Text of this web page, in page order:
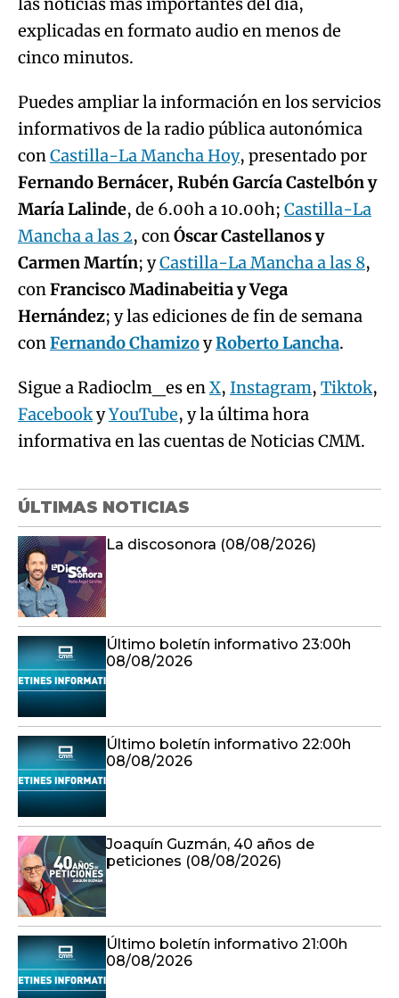
explicadas en formato audio en menos de
cinco minutos.
Puedes ampliar la información en los servicios
informativos de la radio pública autonómica
conCastilla-La Mancha Hoy, presentado por
Fernando Bernácer, Rubén García Castelbón y
María Lalinde, de 6.00h a 10.00h; Castilla-La
Mancha a las 2, conÓscar Castellanos y
Carmen Martín; yCastilla-La Mancha a las 8,
conFrancisco Madinabeitia y Vega
Hernández; y las ediciones de fin de semana
conFernando ChamizoyRoberto Lancha.
Sigue a Radioclm_es enX, Instagram, Tiktok,
FacebookyYouTube, y la última hora
informativa en las cuentas de Noticias CMM.
ÚLTIMAS NOTICIAS
La discosonora (08/08/2026)
Último boletín informativo 23:00h
08/08/2026
Último boletín informativo 22:00h
08/08/2026
Joaquín Guzmán, 40 años de
peticiones (08/08/2026)
Último boletín informativo 21:00h
08/08/2026